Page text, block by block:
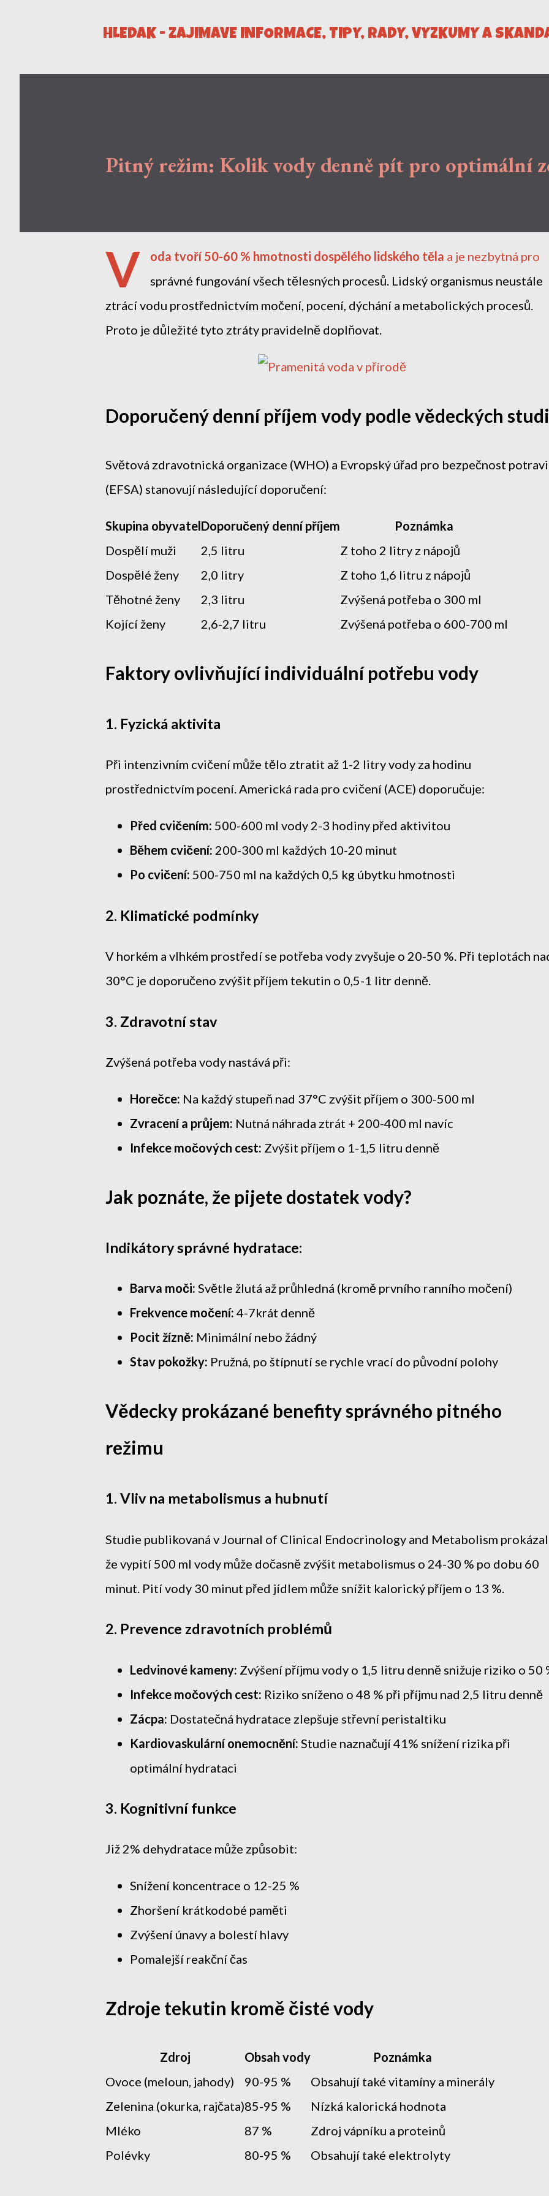
HLEDÁK - ZAJÍMAVÉ INFORMACE, TIPY, RADY, VÝZKUMY A
Pitný režim: Kolik vody denně pít pro optimální
V oda tvoří 50-60 % hmotnosti dospělého lidského těla a je nezbytná pro
správné fungování všech tělesných procesů. Lidský organismus neustále
ztrácí vodu prostřednictvím močení, pocení, dýchání a metabolických procesů.
Proto je důležité tyto ztráty pravidelně doplňovat.
Doporučený denní příjem vody podle vědeckých
Světová zdravotnická organizace (WHO) a Evropský úřad pro bezpečnost
(EFSA) stanovují následující doporučení:
Skupina obyvatelDoporučený denní příjem
Poznámka
Dospělí muži
2,5 litru
Z toho 2 litry z nápojů
Dospělé ženy
2,0 litry
Z toho 1,6 litru z nápojů
Těhotné ženy
2,3 litru
Zvýšená potřeba o 300 ml
Kojící ženy
2,6-2,7 litru Zvýšená potřeba o 600-700 ml
Faktory ovlivňující individuální potřebu vody
1. Fyzická aktivita
Při intenzivním cvičení může tělo ztratit až 1-2 litry vody za hodinu
prostřednictvím pocení. Americká rada pro cvičení (ACE) doporučuje:
Před cvičením: 500-600 ml vody 2-3 hodiny před aktivitou
Během cvičení: 200-300 ml každých 10-20 minut
Po cvičení: 500-750 ml na každých 0,5 kg úbytku hmotnosti
2. Klimatické podmínky
V horkém a vlhkém prostředí se potřeba vody zvyšuje o 20-50 %. Při teplotách
30°C je doporučeno zvýšit příjem tekutin o 0,5-1 litr denně.
3. Zdravotní stav
Zvýšená potřeba vody nastává při:
Horečce: Na každý stupeň nad 37°C zvýšit příjem o 300-500 ml
Zvracení a průjem: Nutná náhrada ztrát + 200-400 ml navíc
Infekce močových cest: Zvýšit příjem o 1-1,5 litru denně
Jak poznáte, že pijete dostatek vody?
Indikátory správné hydratace:
Barva moči: Světle žlutá až průhledná (kromě prvního ranního močení)
Frekvence močení: 4-7krát denně
Pocit žízně: Minimální nebo žádný
Stav pokožky: Pružná, po štípnutí se rychle vrací do původní polohy
Vědecky prokázané benefity správného pitného
režimu
1. Vliv na metabolismus a hubnutí
Studie publikovaná v Journal of Clinical Endocrinology and Metabolism
že vypití 500 ml vody může dočasně zvýšit metabolismus o 24-30 % po dobu 60
minut. Pití vody 30 minut před jídlem může snížit kalorický příjem o 13 %.
2. Prevence zdravotních problémů
Ledvinové kameny: Zvýšení příjmu vody o 1,5 litru denně snižuje riziko o 50
Infekce močových cest: Riziko sníženo o 48 % při příjmu nad 2,5 litru denně
Zácpa: Dostatečná hydratace zlepšuje střevní peristaltiku
Kardiovaskulární onemocnění: Studie naznačují 41% snížení rizika při
optimální hydrataci
3. Kognitivní funkce
Již 2% dehydratace může způsobit:
Snížení koncentrace o 12-25 %
Zhoršení krátkodobé paměti
Zvýšení únavy a bolestí hlavy
Pomalejší reakční čas
Zdroje tekutin kromě čisté vody
Zdroj Obsah vody
Poznámka
Ovoce (meloun, jahody)
90-95 %
Obsahují také vitamíny a minerály
Zelenina (okurka, rajčata)85-95 %
Nízká kalorická hodnota
Mléko
87 %
Zdroj vápníku a proteinů
Polévky
80-95 % Obsahují také elektrolyty